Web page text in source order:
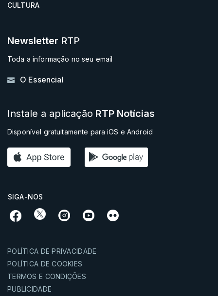
CULTURA
Newsletter RTP
Toda a informação no seu email
O Essencial
Instale a aplicação RTP Notícias
Disponível gratuitamente para iOS e Android
SIGA-NOS
POLÍTICA DE PRIVACIDADE
POLÍTICA DE COOKIES
TERMOS E CONDIÇÕES
PUBLICIDADE